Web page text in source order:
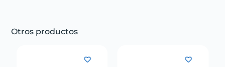
Otros productos